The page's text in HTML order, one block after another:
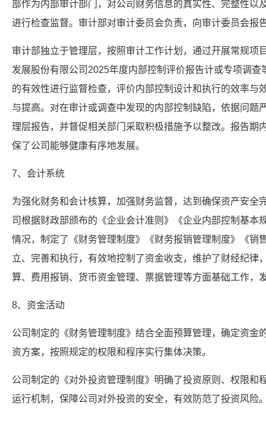
部作为内部审计部门，对公司财务信息的真实性、完整性以
进行检查监督。审计部对审计委员会负责，向审计委员会报
审计部独立于管理层，按照审计工作计划，通过开展常规项
发展股份有限公司2025年度内部控制评价报告计或专项调
的有效性进行监督检查，评价内部控制设计和执行的效率与
与提高。对在审计或调查中发现的内部控制缺陷，依据问题
理层报告，并督促相关部门采取积极措施予以整改。报告期
保了公司能够健康有序地发展。
7、会计系统
为强化财务和会计核算，加强财务监督，达到确保资产安全
司根据财政部颁布的《企业会计准则》《企业内部控制基本
情况，制定了《财务管理制度》《财务报销管理制度》《销
立、完善和执行，有效地控制了资金收支，维护了财经纪律
算、费用报销、货币资金管理、票据管理等方面基础工作，
8、资金活动
公司制定的《财务管理制度》结合全面预算管理，确定资金
资方案，按照规定的权限和程序实行集体决策。
公司制定的《对外投资管理制度》明确了投资原则、权限和
运行机制，保障公司对外投资的安全，有效防范了投资风险